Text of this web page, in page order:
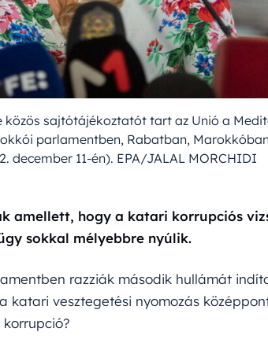
közös sajtótájékoztatót tart az Unió a
parlamentben, Rabatban,
december 11-én). EPA/JALAL MORCHIDI
amellett, hogy a katari korrupciós
sokkal mélyebbre nyúlik.
razziák második hullámát
katari vesztegetési nyomozás